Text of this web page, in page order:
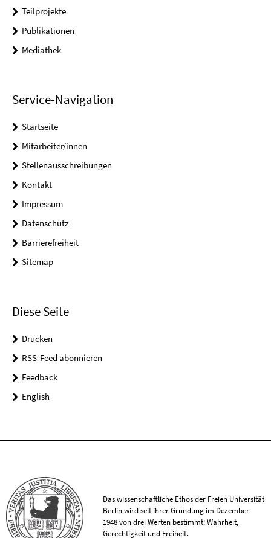
Teilprojekte
Publikationen
Mediathek
Service-Navigation
Startseite
Mitarbeiter/innen
Stellenausschreibungen
Kontakt
Impressum
Datenschutz
Barrierefreiheit
Sitemap
Diese Seite
Drucken
RSS-Feed abonnieren
Feedback
English
Das wissenschaftliche Ethos der Freien Universität
Berlin wird seit ihrer Gründung im Dezember
1948 von drei Werten bestimmt: Wahrheit,
Gerechtigkeit und Freiheit.